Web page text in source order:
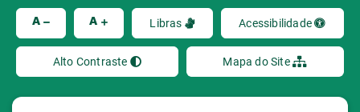
A A Libras Acessibilidade
Alto Contraste Mapa do Site